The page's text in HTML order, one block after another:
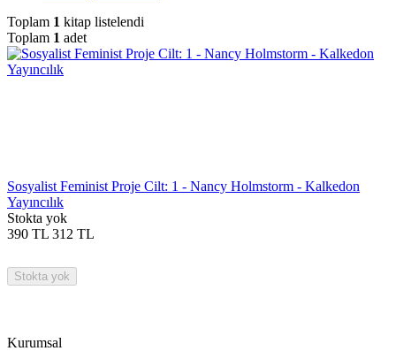
Toplam 1 kitap listelendi
Toplam 1 adet
Sosyalist Feminist Proje Cilt: 1 - Nancy Holmstorm - Kalkedon
Yayıncılık
Stokta yok
390 TL 312 TL
Stokta yok
Kurumsal